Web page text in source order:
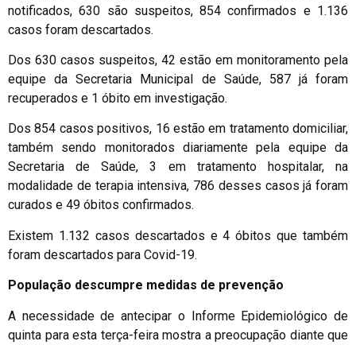
notificados, 630 são suspeitos, 854 confirmados e 1.136
casos foram descartados.
Dos 630 casos suspeitos, 42 estão em monitoramento pela
equipe da Secretaria Municipal de Saúde, 587 já foram
recuperados e 1 óbito em investigação.
Dos 854 casos positivos, 16 estão em tratamento domiciliar,
também sendo monitorados diariamente pela equipe da
Secretaria de Saúde, 3 em tratamento hospitalar, na
modalidade de terapia intensiva, 786 desses casos já foram
curados e 49 óbitos confirmados.
Existem 1.132 casos descartados e 4 óbitos que também
foram descartados para Covid-19.
População descumpre medidas de prevenção
A necessidade de antecipar o Informe Epidemiológico de
quinta para esta terça-feira mostra a preocupação diante que